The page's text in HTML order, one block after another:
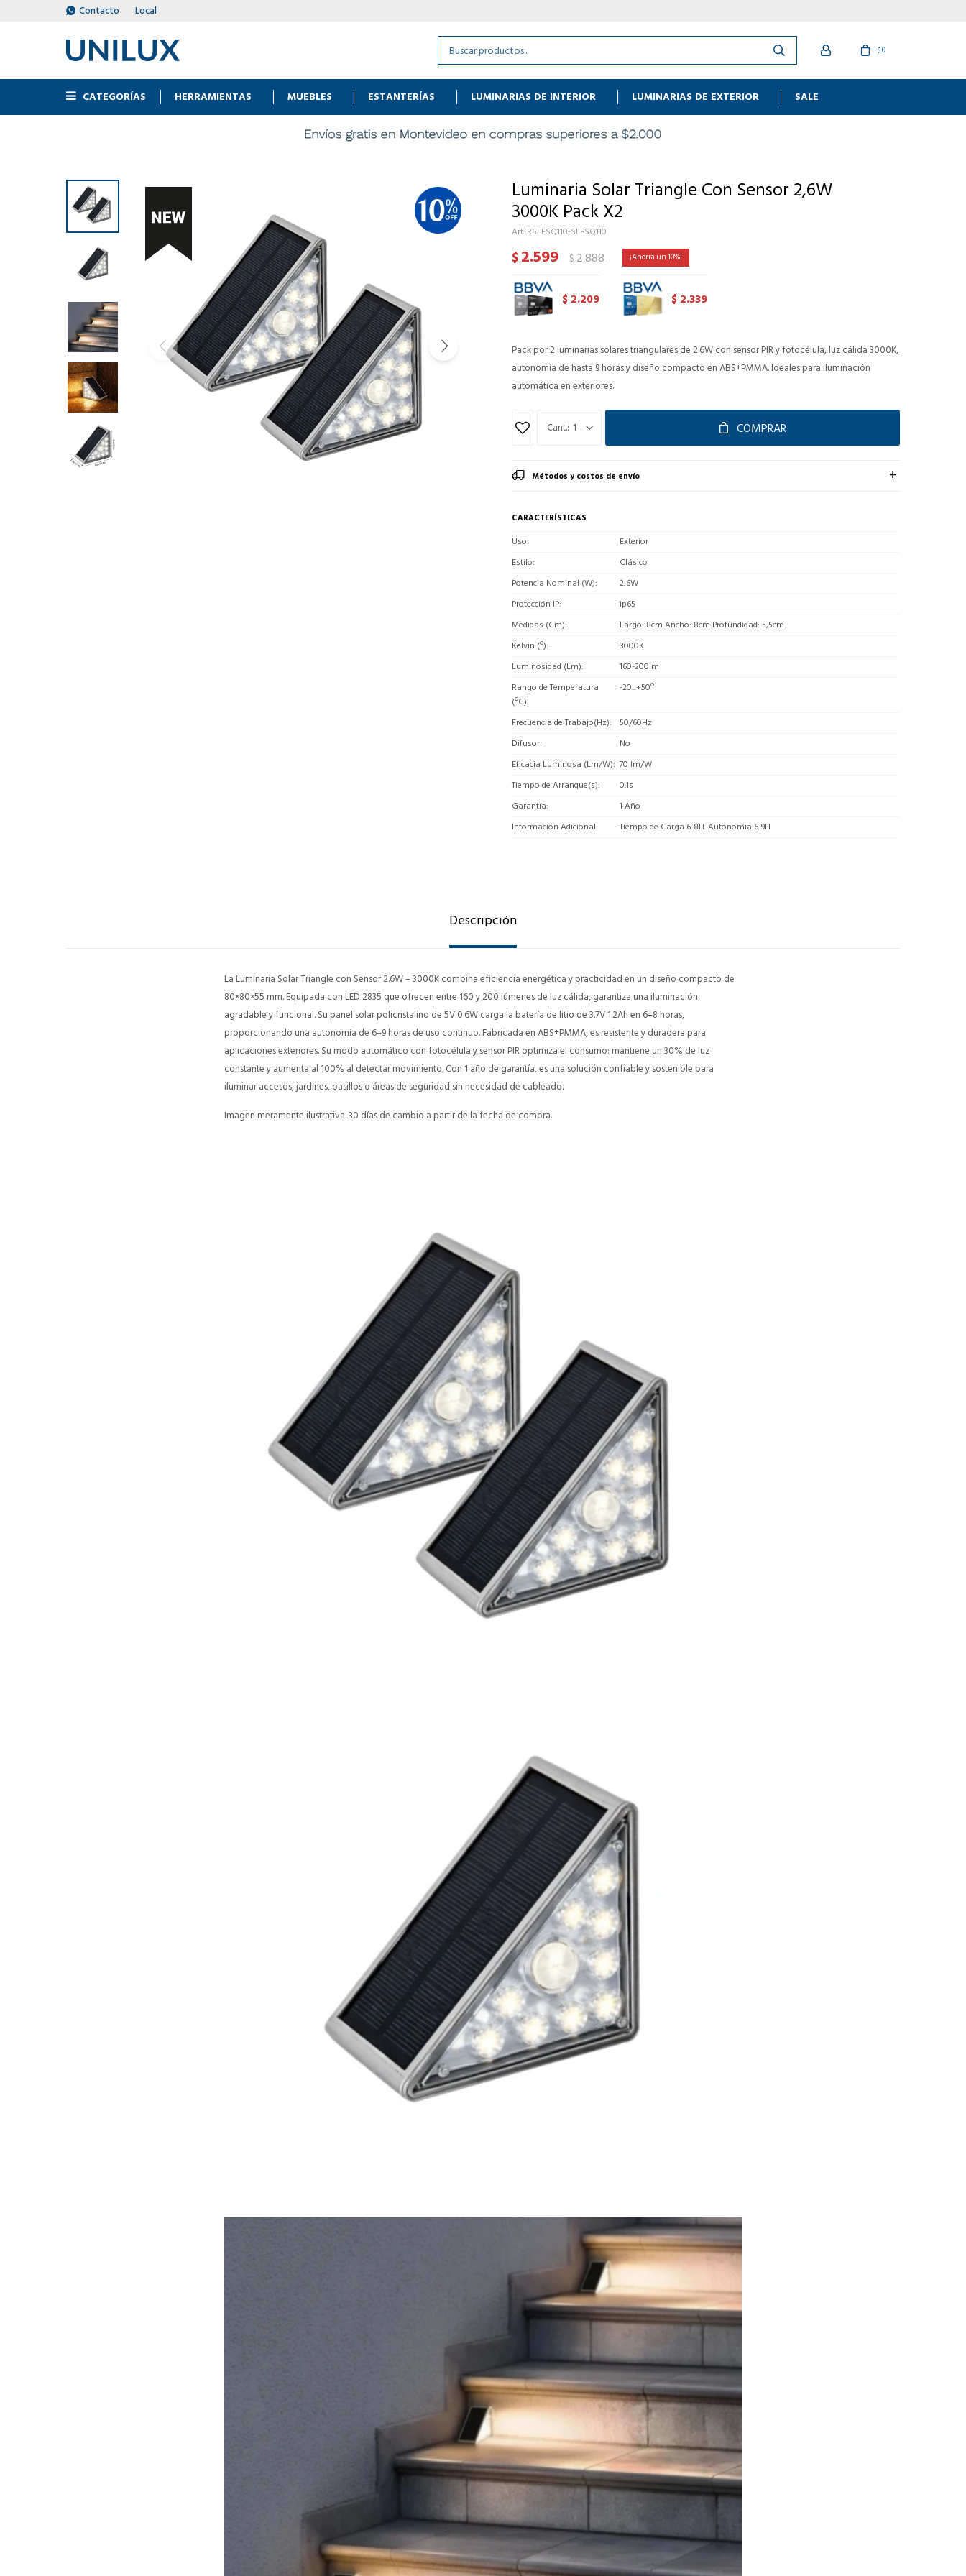
CATEGORÍAS HERRAMIENTAS MUEBLES ESTANTERÍAS LUMINARIAS DE INTERIOR LUMINARIAS DE EXTERIOR SALE
$0
Contacto Local
Luminaria Solar Triangle Con Sensor 2,6W
3000K Pack X2
RSLESQ110-SLESQ110
$2.599 $2.888 10
$ 2.209 $ 2.339
Pack por 2 luminarias solares triangulares de 2.6W con sensor PIR y fotocélula, luz cálida 3000K,
autonomía de hasta 9 horas y diseño compacto en ABS+PMMA. Ideales para iluminación
automática en exteriores.
1 COMPRAR
Métodos y costos de envío
CARACTERÍSTICAS
Uso
Exterior
Estilo
Clásico
Potencia Nominal (W)
2,6W
Protección IP
ip65
Medidas (Cm)
Largo: 8cm Ancho: 8cm Profundidad: 5,5cm
Kelvin (º)
3000K
Luminosidad (Lm)
160-200lm
Rango de Temperatura
(ºC)
-20...+50º
Frecuencia de Trabajo(Hz)
50/60Hz
Difusor
No
Eficacia Luminosa (Lm/W) 70 lm/W
Tiempo de Arranque(s)
0.1s
Garantía
1 Año
Informacion Adicional
Tiempo de Carga 6-8H. Autonomia 6-9H
Descripción
La Luminaria Solar Triangle con Sensor 2.6W – 3000K combina eficiencia energética y practicidad en un diseño compacto de
80×80×55 mm. Equipada con LED 2835 que ofrecen entre 160 y 200 lúmenes de luz cálida, garantiza una iluminación
agradable y funcional. Su panel solar policristalino de 5V 0.6W carga la batería de litio de 3.7V 1.2Ah en 6–8 horas,
proporcionando una autonomía de 6–9 horas de uso continuo. Fabricada en ABS+PMMA, es resistente y duradera para
aplicaciones exteriores. Su modo automático con fotocélula y sensor PIR optimiza el consumo: mantiene un 30% de luz
constante y aumenta al 100% al detectar movimiento. Con 1 año de garantía, es una solución confiable y sostenible para
iluminar accesos, jardines, pasillos o áreas de seguridad sin necesidad de cableado.
Imagen meramente ilustrativa. 30 días de cambio a partir de la fecha de compra.